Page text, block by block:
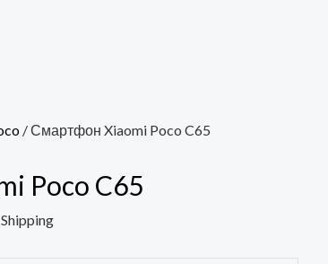
/ Смартфон Xiaomi Poco C65
Poco C65